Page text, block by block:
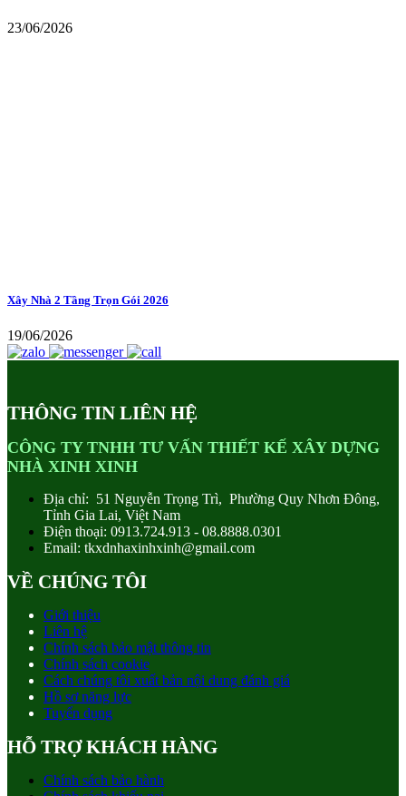
23/06/2026
Xây Nhà 2 Tầng Trọn Gói 2026
19/06/2026
THÔNG TIN LIÊN HỆ
CÔNG TY TNHH TƯ VẤN THIẾT KẾ XÂY DỰNG
NHÀ XINH XINH
Địa chỉ: 51 Nguyễn Trọng Trì, Phường Quy Nhơn Đông,
Tỉnh Gia Lai, Việt Nam
Điện thoại: 0913.724.913 - 08.8888.0301
Email: tkxdnhaxinhxinh@gmail.com
VỀ CHÚNG TÔI
Giới thiệu
Liên hệ
Chính sách bảo mật thông tin
Chính sách cookie
Cách chúng tôi xuất bản nội dung đánh giá
Hồ sơ năng lực
Tuyển dụng
HỖ TRỢ KHÁCH HÀNG
Chính sách bảo hành